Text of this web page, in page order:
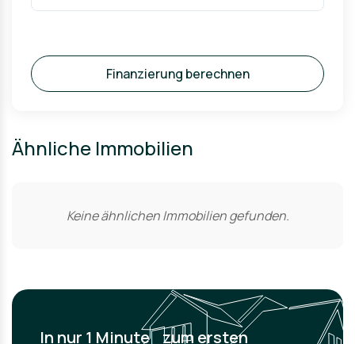
Finanzierung berechnen
Ähnliche Immobilien
Keine ähnlichen Immobilien gefunden.
In nur 1 Minute zum ersten